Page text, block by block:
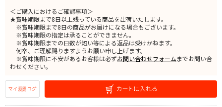
＜ご購入におけるご確認事項＞
★賞味期限まで8日以上残っている商品を出荷いたします。
※賞味期限まで8日の商品がお届けになる場合もございます。
※賞味期限の指定は承ることができません。
※賞味期限までの日数が短い等による返品は受けかねます。
何卒、ご理解賜りますようお願い申し上げます。
※賞味期限に不安があるお客様は必ずお問い合わせフォームまでお問い合
わせください。